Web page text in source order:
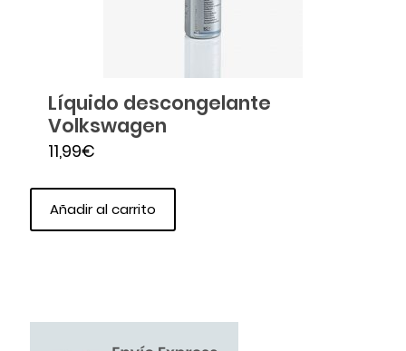
Líquido descongelante
Volkswagen
11,99€
Añadir al carrito